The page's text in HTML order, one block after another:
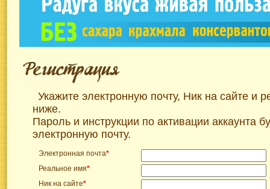
Укажите электронную почту, Ник на сайте и
ниже.
Пароль и инструкции по активации аккаунта
электронную почту.
Электронная почта*
Реальное имя*
Ник на сайте*